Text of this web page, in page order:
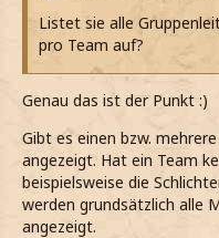
Listet sie alle
pro Team auf?
Genau das ist der Punkt :)
Gibt es einen bzw.
angezeigt. Hat ein Team
beispielsweise die
werden grundsätzlich alle
angezeigt.